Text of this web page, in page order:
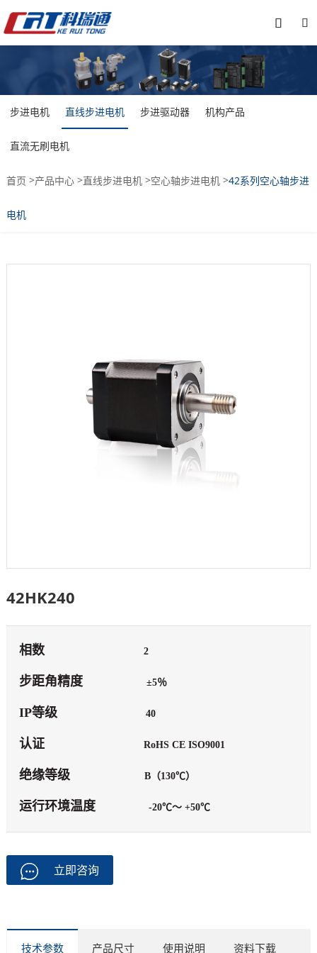


步进电机 直线步进电机 步进驱动器 机构产品
直流无刷电机
首页 >产品中心>直线步进电机>空心轴步进电机>42系列空心轴步进
电机
42HK240
相数 2
步距角精度 ±5％
IP等级 40
认证 RoHS CE ISO9001
绝缘等级 B（130℃）
运行环境温度 -20℃～ +50℃
立即咨询
技术参数 产品尺寸 使用说明 资料下载